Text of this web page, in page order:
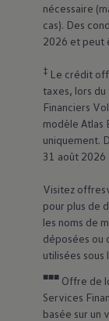
nécessaire
cas). Des
2026 et peut
‡Le crédit
taxes, lors du
Financiers
modèle Atlas
uniquement.
31 août 2026
Visitez
pour plus de
les noms de
déposées ou
utilisées
■■■Offre de
Services
basée sur un